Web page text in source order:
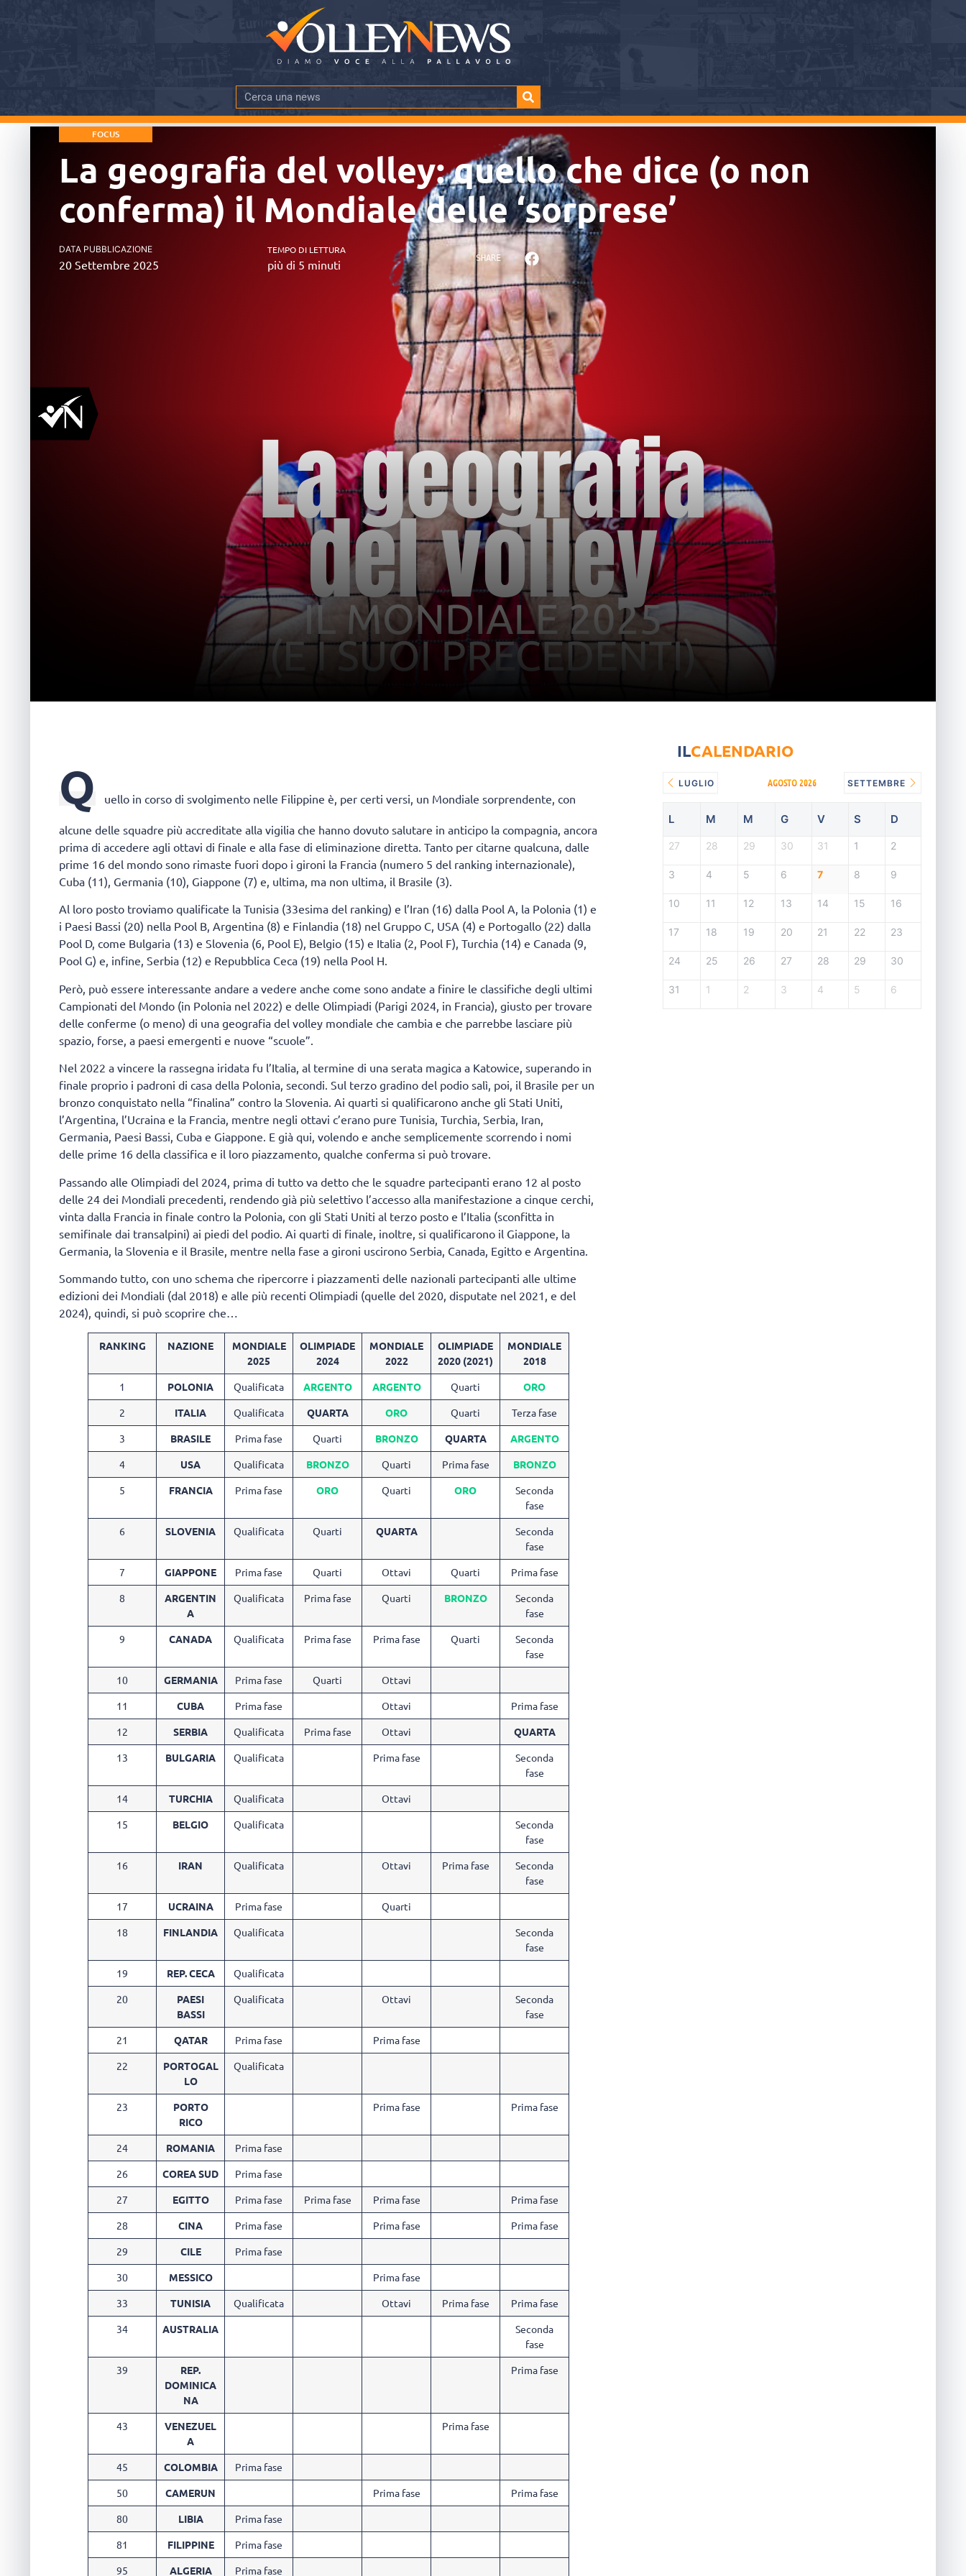
FOCUS
La geografia del volley: quello che dice (o non
conferma) il Mondiale delle ‘sorprese’
DATA PUBBLICAZIONE
20 Settembre 2025
TEMPO DI LETTURA
più di 5 minuti SHARE
Q uello in corso di svolgimento nelle Filippine è, per certi versi, un Mondiale sorprendente, con
alcune delle squadre più accreditate alla vigilia che hanno dovuto salutare in anticipo la compagnia, ancora
prima di accedere agli ottavi di finale e alla fase di eliminazione diretta. Tanto per citarne qualcuna, dalle
prime 16 del mondo sono rimaste fuori dopo i gironi la Francia (numero 5 del ranking internazionale),
Cuba (11), Germania (10), Giappone (7) e, ultima, ma non ultima, il Brasile (3).
Al loro posto troviamo qualificate la Tunisia (33esima del ranking) e l’Iran (16) dalla Pool A, la Polonia (1) e
i Paesi Bassi (20) nella Pool B, Argentina (8) e Finlandia (18) nel Gruppo C, USA (4) e Portogallo (22) dalla
Pool D, come Bulgaria (13) e Slovenia (6, Pool E), Belgio (15) e Italia (2, Pool F), Turchia (14) e Canada (9,
Pool G) e, infine, Serbia (12) e Repubblica Ceca (19) nella Pool H.
Però, può essere interessante andare a vedere anche come sono andate a finire le classifiche degli ultimi
Campionati del Mondo (in Polonia nel 2022) e delle Olimpiadi (Parigi 2024, in Francia), giusto per trovare
delle conferme (o meno) di una geografia del volley mondiale che cambia e che parrebbe lasciare più
spazio, forse, a paesi emergenti e nuove “scuole”.
Nel 2022 a vincere la rassegna iridata fu l’Italia, al termine di una serata magica a Katowice, superando in
finale proprio i padroni di casa della Polonia, secondi. Sul terzo gradino del podio salì, poi, il Brasile per un
bronzo conquistato nella “finalina” contro la Slovenia. Ai quarti si qualificarono anche gli Stati Uniti,
l’Argentina, l’Ucraina e la Francia, mentre negli ottavi c’erano pure Tunisia, Turchia, Serbia, Iran,
Germania, Paesi Bassi, Cuba e Giappone. E già qui, volendo e anche semplicemente scorrendo i nomi
delle prime 16 della classifica e il loro piazzamento, qualche conferma si può trovare.
Passando alle Olimpiadi del 2024, prima di tutto va detto che le squadre partecipanti erano 12 al posto
delle 24 dei Mondiali precedenti, rendendo già più selettivo l’accesso alla manifestazione a cinque cerchi,
vinta dalla Francia in finale contro la Polonia, con gli Stati Uniti al terzo posto e l’Italia (sconfitta in
semifinale dai transalpini) ai piedi del podio. Ai quarti di finale, inoltre, si qualificarono il Giappone, la
Germania, la Slovenia e il Brasile, mentre nella fase a gironi uscirono Serbia, Canada, Egitto e Argentina.
Sommando tutto, con uno schema che ripercorre i piazzamenti delle nazionali partecipanti alle ultime
edizioni dei Mondiali (dal 2018) e alle più recenti Olimpiadi (quelle del 2020, disputate nel 2021, e del
2024), quindi, si può scoprire che…
RANKING NAZIONE
MONDIALE
2025
OLIMPIADE
2024
MONDIALE
2022
OLIMPIADE
2020 (2021)
MONDIALE
2018
1
POLONIA Qualificata ARGENTO ARGENTO Quarti
ORO
2
ITALIA Qualificata QUARTA ORO Quarti
Terza fase
3
BRASILE Prima fase Quarti BRONZO QUARTA
ARGENTO
4
USA Qualificata BRONZO Quarti Prima fase
BRONZO
5
FRANCIA Prima fase ORO Quarti ORO
Seconda
fase
6
SLOVENIA Qualificata Quarti QUARTA
Seconda
fase
7
GIAPPONE Prima fase Quarti Ottavi Quarti
Prima fase
8
ARGENTIN
A
Qualificata Prima fase Quarti BRONZO
Seconda
fase
9
CANADA Qualificata Prima fase Prima fase Quarti
Seconda
fase
10
GERMANIA Prima fase Quarti
Ottavi
11
CUBA Prima fase Ottavi
Prima fase
12
SERBIA Qualificata Prima fase Ottavi
QUARTA
13
BULGARIA Qualificata Prima fase
Seconda
fase
14
TURCHIA Qualificata
Ottavi
15
BELGIO Qualificata
Seconda
fase
16
IRAN Qualificata Ottavi Prima fase
Seconda
fase
17
UCRAINA Prima fase
Quarti
18
FINLANDIA Qualificata
Seconda
fase
19
REP. CECA
Qualificata
20
PAESI
BASSI
Qualificata Ottavi
Seconda
fase
21
QATAR Prima fase
Prima fase
22
PORTOGAL
LO
Qualificata
23
PORTO
RICO
Prima fase Prima fase
24 ROMANIA
Prima fase
26
COREA SUD
Prima fase
27
EGITTO Prima fase Prima fase Prima fase
Prima fase
28
CINA Prima fase Prima fase
Prima fase
29
CILE
Prima fase
30
MESSICO
Prima fase
33
TUNISIA Qualificata Ottavi Prima fase
Prima fase
34
AUSTRALIA
Seconda
fase
39
REP.
DOMINICA
NA
Prima fase
43
VENEZUEL
A
Prima fase
45 COLOMBIA
Prima fase
50
CAMERUN Prima fase
Prima fase
80
LIBIA
Prima fase
81
FILIPPINE
Prima fase
95
ALGERIA Prima fase
ILCALENDARIO
LUGLIO AGOSTO 2026 SETTEMBRE
L M M G V S D
27 28 29 30 31 1 2
3 4 5 6 7 8 9
10 11 12 13 14 15 16
17 18 19 20 21 22 23
24 25 26 27 28 29 30
31 1 2 3 4 5 6